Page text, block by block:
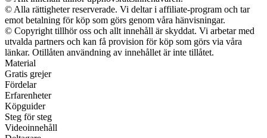
© Alla rättigheter reserverade. Vi deltar i affiliate-program och tar
emot betalning för köp som görs genom våra hänvisningar.
© Copyright tillhör oss och allt innehåll är skyddat. Vi arbetar med
utvalda partners och kan få provision för köp som görs via våra
länkar. Otillåten användning av innehållet är inte tillåtet.
Material
Gratis grejer
Fördelar
Erfarenheter
Köpguider
Steg för steg
Videoinnehåll